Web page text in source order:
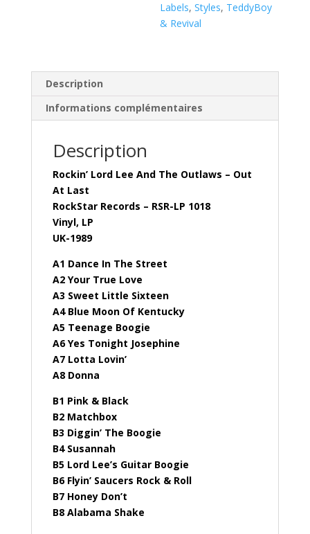
Labels,Styles, TeddyBoy
& Revival
Description
Informations complémentaires
Description
Rockin’ Lord Lee And The Outlaws – Out
At Last
RockStar Records – RSR-LP 1018
Vinyl, LP
UK-1989
A1 Dance In The Street
A2 Your True Love
A3 Sweet Little Sixteen
A4 Blue Moon Of Kentucky
A5 Teenage Boogie
A6 Yes Tonight Josephine
A7 Lotta Lovin’
A8 Donna
B1 Pink & Black
B2 Matchbox
B3 Diggin’ The Boogie
B4 Susannah
B5 Lord Lee’s Guitar Boogie
B6 Flyin’ Saucers Rock & Roll
B7 Honey Don’t
B8 Alabama Shake